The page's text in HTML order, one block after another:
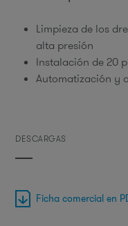
Limpieza de los
alta presión
Instalación de 20
Automatización y
DESCARGAS
Ficha comercial en